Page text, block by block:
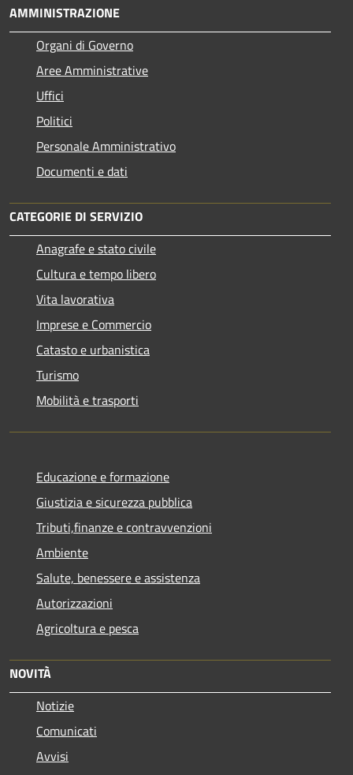
AMMINISTRAZIONE
Organi di Governo
Aree Amministrative
Uffici
Politici
Personale Amministrativo
Documenti e dati
CATEGORIE DI SERVIZIO
Anagrafe e stato civile
Cultura e tempo libero
Vita lavorativa
Imprese e Commercio
Catasto e urbanistica
Turismo
Mobilità e trasporti
Educazione e formazione
Giustizia e sicurezza pubblica
Tributi,finanze e contravvenzioni
Ambiente
Salute, benessere e assistenza
Autorizzazioni
Agricoltura e pesca
NOVITÀ
Notizie
Comunicati
Avvisi